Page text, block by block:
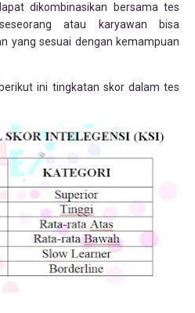
dikombinasikan bersama tes
atau karyawan bisa
yang sesuai dengan kemampuan
ini tingkatan skor dalam tes